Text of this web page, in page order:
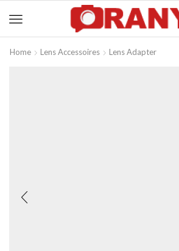
Home Lens Accessoires Lens Adapter